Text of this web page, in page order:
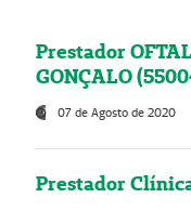
Prestador
GONÇALO
07 de Agosto de 2020
Prestador